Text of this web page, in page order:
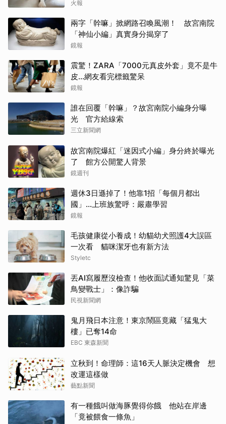
火報
兩字「幹嘛」掀網路召喚風潮！ 故宮南院
「神仙小編」真實身分揭穿了
鏡報
震驚！ZARA「7000元真皮外套」竟不是牛
皮...網友看完標籤驚呆
鏡報
誰在回覆「幹嘛」？故宮南院小編身分曝
光 官方給線索
三立新聞網
故宮南院爆紅「迷因式小編」身分終於曝光
了 館方公開驚人背景
鏡週刊
週休3日遜掉了！他靠1招「每個月都出
國」...上班族驚呼：嚴肅學習
鏡報
毛孩健康從小養成！幼貓幼犬照護4大誤區
一次看 貓咪潔牙也有新方法
Styletc
丟AI寫履歷沒檢查！他收面試通知驚見「菜
鳥變戰士」：像詐騙
民視新聞網
鬼月飛日本注意！東京鬧區竟藏「猛鬼大
樓」已奪14命
EBC 東森新聞
立秋到！命理師：這16天人脈決定機會 想
改運這樣做
藝點新聞
有一種餓叫做海豚覺得你餓 他站在岸邊
「竟被餵食一條魚」